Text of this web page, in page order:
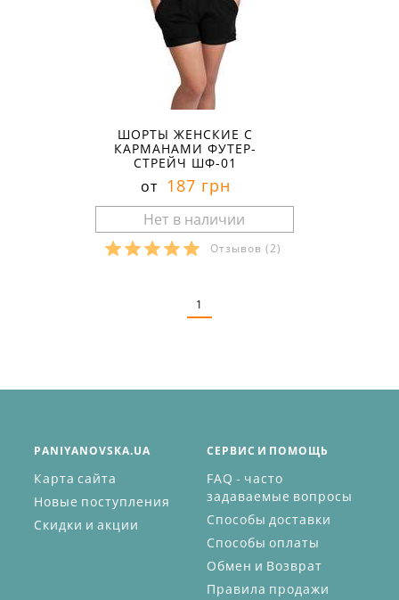
ШОРТЫ ЖЕНСКИЕ С
КАРМАНАМИ ФУТЕР-
СТРЕЙЧ ШФ-01
от 187 грн
Отзывов (2)
1
PANIYANOVSKA.UA
Карта сайта
Новые поступления
Скидки и акции
СЕРВИС И ПОМОЩЬ
FAQ - часто
задаваемые вопросы
Способы доставки
Способы оплаты
Обмен и Возврат
Правила продажи